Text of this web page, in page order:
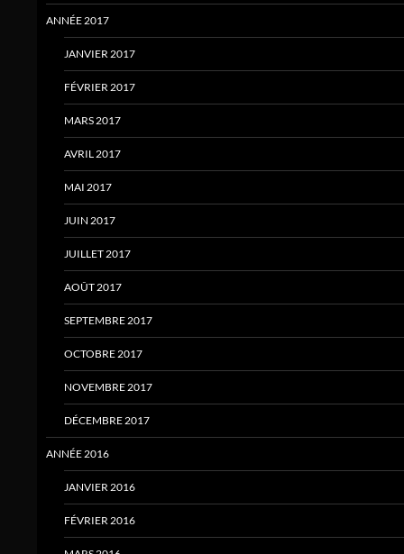
ANNÉE 2017
JANVIER 2017
FÉVRIER 2017
MARS 2017
AVRIL 2017
MAI 2017
JUIN 2017
JUILLET 2017
AOÛT 2017
SEPTEMBRE 2017
OCTOBRE 2017
NOVEMBRE 2017
DÉCEMBRE 2017
ANNÉE 2016
JANVIER 2016
FÉVRIER 2016